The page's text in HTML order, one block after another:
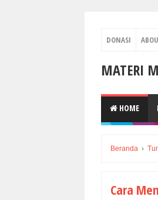
DONASI
MATERI
HOME
Beranda ›
Cara